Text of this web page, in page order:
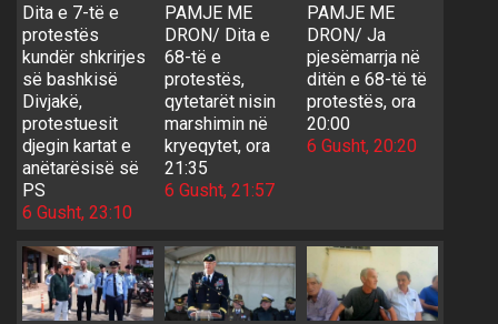
Dita e 7-të e
protestës
kundër shkrirjes
së bashkisë
Divjakë,
protestuesit
djegin kartat e
anëtarësisë së
PS
6 Gusht, 23:10
PAMJE ME
DRON/ Dita e
68-të e
protestës,
qytetarët nisin
marshimin në
kryeqytet, ora
21:35
6 Gusht, 21:57
PAMJE ME
DRON/ Ja
pjesëmarrja në
ditën e 68-të të
protestës, ora
20:00
6 Gusht, 20:20